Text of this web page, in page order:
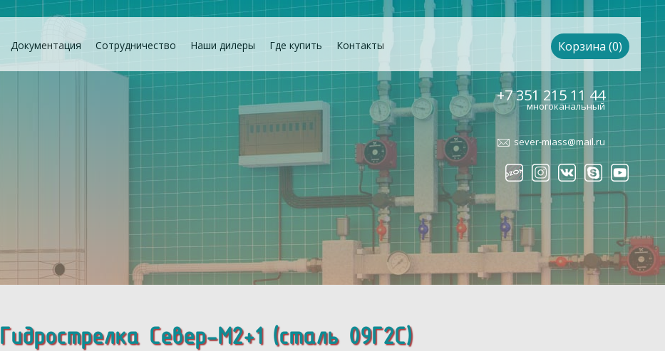
Документация Сотрудничество Наши дилеры Где купить Контакты Корзина (0)
+7 351 215 11 44
многоканальный
sever-miass@mail.ru
Гидрострелка Север-M2+1 (сталь 09Г2С)